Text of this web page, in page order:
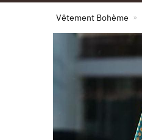
Vêtement Bohème »